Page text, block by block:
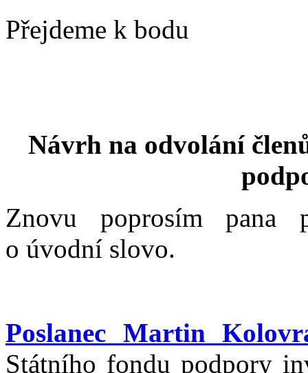
Přejdeme k bodu
Návrh na odvolání
Znovu poprosím pana
o úvodní slovo.
Poslanec Martin
Státního fondu podpory